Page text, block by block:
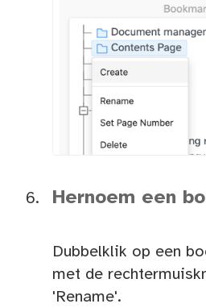
Hernoem een
Dubbelklik op een
met de
'Rename'.